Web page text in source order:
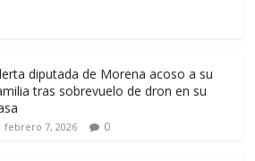
diputada de Morena acoso a su
tras sobrevuelo de dron en su
febrero 7, 2026 0